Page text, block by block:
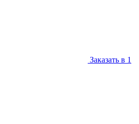
Заказать в 1